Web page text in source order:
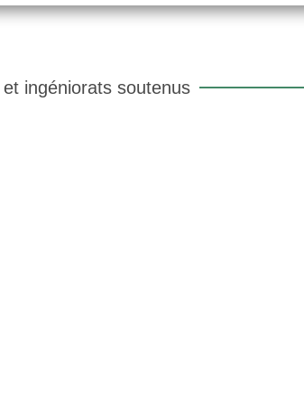
ingéniorats soutenus